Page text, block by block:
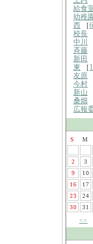
給食
幼稚園
西 ［6
校長
中川
斉藤
新田
東 ［ 1
友原
今村
新山
桑畑
広報
S M
2
3
9
10
16
17
23
24
30
31
<<